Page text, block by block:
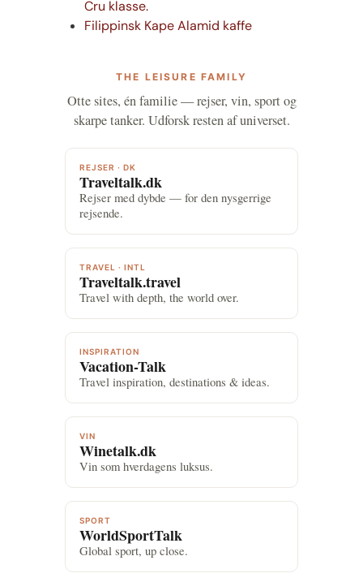
Cru klasse.
Filippinsk Kape Alamid kaffe
THE LEISURE FAMILY
Otte sites, én familie — rejser, vin, sport og
skarpe tanker. Udforsk resten af universet.
REJSER · DK
Traveltalk.dk
Rejser med dybde — for den nysgerrige
rejsende.
TRAVEL · INTL
Traveltalk.travel
Travel with depth, the world over.
INSPIRATION
Vacation-Talk
Travel inspiration, destinations & ideas.
VIN
Winetalk.dk
Vin som hverdagens luksus.
SPORT
WorldSportTalk
Global sport, up close.